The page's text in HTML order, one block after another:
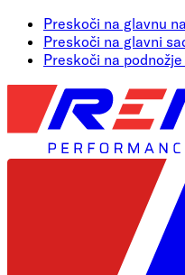
Preskoči na glavnu
Preskoči na glavni
Preskoči na